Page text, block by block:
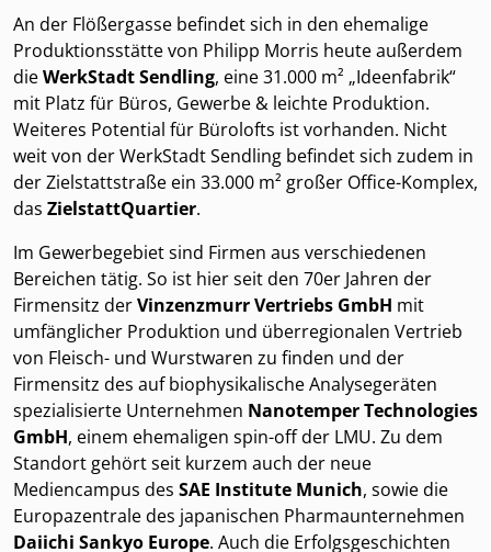
An der Flößergasse befindet sich in den ehemalige
Produktionsstätte von Philipp Morris heute außerdem
dieWerkStadt Sendling, eine 31.000 m² „Ideenfabrik“
mit Platz für Büros, Gewerbe & leichte Produktion.
Weiteres Potential für Bürolofts ist vorhanden. Nicht
weit von der WerkStadt Sendling befindet sich zudem in
der Zielstattstraße ein 33.000 m² großer Office-Komplex,
das ZielstattQuartier.
Im Gewerbegebiet sind Firmen aus verschiedenen
Bereichen tätig. So ist hier seit den 70er Jahren der
Firmensitz derVinzenzmurr Vertriebs GmbH mit
umfänglicher Produktion und überregionalen Vertrieb
von Fleisch- und Wurstwaren zu finden und der
Firmensitz des auf biophysikalische Analysegeräten
spezialisierte Unternehmen Nanotemper Technologies
GmbH, einem ehemaligen spin-off der LMU. Zu dem
Standort gehört seit kurzem auch der neue
Mediencampus des SAE Institute Munich, sowie die
Europazentrale des japanischen Pharmaunternehmen
Daiichi Sankyo Europe. Auch die Erfolgsgeschichten